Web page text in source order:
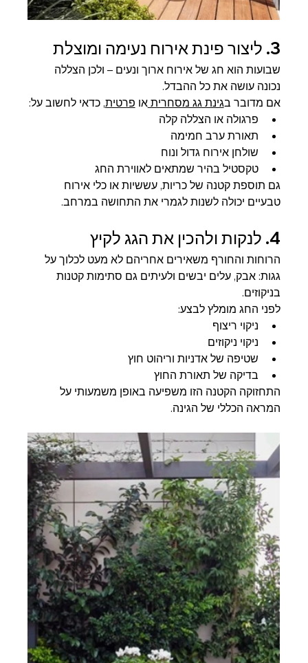
3. ליצור פינת אירוח נעימה ומוצלת
שבועות הוא חג של אירוח ארוך ונעים – ולכן הצללה
נכונה עושה את כל ההבדל.
אם מדובר בגינת גג מסחרית או פרטית, כדאי לחשוב על:
פרגולה או הצללה קלה
תאורת ערב חמימה
שולחן אירוח גדול ונוח
טקסטיל בהיר שמתאים לאווירת החג
גם תוספת קטנה של כריות, עששיות או כלי אירוח
טבעיים יכולה לשנות לגמרי את התחושה במרחב.
4. לנקות ולהכין את הגג לקיץ
הרוחות והחורף משאירים אחריהם לא מעט לכלוך על
גגות: אבק, עלים יבשים ולעיתים גם סתימות קטנות
בניקוזים.
לפני החג מומלץ לבצע:
ניקוי ריצוף
ניקוי ניקוזים
שטיפה של אדניות וריהוט חוץ
בדיקה של תאורת החוץ
התחזוקה הקטנה הזו משפיעה באופן משמעותי על
המראה הכללי של הגינה.